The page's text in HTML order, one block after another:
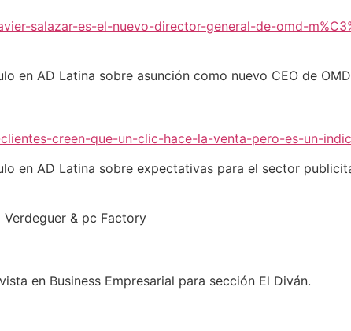
salazar-es-el-nuevo-director-general-de-omd-
en AD Latina sobre asunción como nuevo CEO de
creen-que-un-clic-hace-la-venta-pero-es-un-
en AD Latina sobre expectativas para el sector
& pc Factory
en Business Empresarial para sección El Diván.